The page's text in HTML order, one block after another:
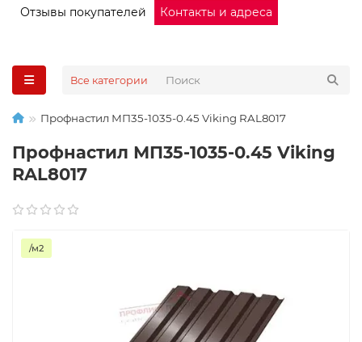
Отзывы покупателей
Контакты и адреса
Все категории
Профнастил МП35-1035-0.45 Viking RAL8017
Профнастил МП35-1035-0.45 Viking
RAL8017
/м2